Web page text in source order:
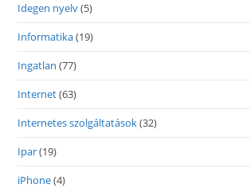
Idegen nyelv(5)
Informatika(19)
Ingatlan (77)
Internet(63)
Internetes szolgáltatások(32)
Ipar(19)
iPhone(4)